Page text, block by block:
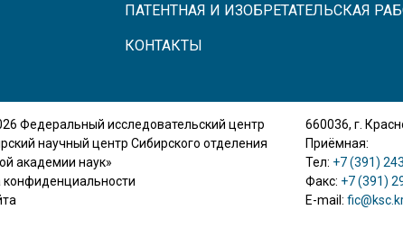
ПАТЕНТНАЯ И ИЗОБРЕТАТЕЛЬСКАЯ
КОНТАКТЫ
Федеральный исследовательский центр
научный центр Сибирского отделения
академии наук»
конфиденциальности
660036, г.
Приёмная:
Тел: +7 (391)
Факс: +7 (391)
E-mail: